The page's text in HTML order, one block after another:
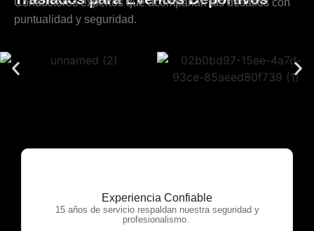
Conductores expertos que acompañan tus desafíos con
puntualidad y seguridad.
Experiencia Confiable
15 años de servicio respaldan nuestra seguridad y
profesionalismo.
OTP Servicios